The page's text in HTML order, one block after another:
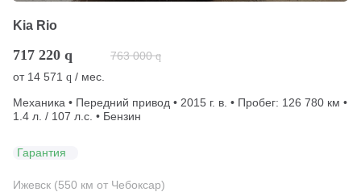
Kia Rio
717 220 q 763 000 q
от 14 571 q / мес.
Механика • Передний привод • 2015 г. в. • Пробег: 126 780 км •
1.4 л. / 107 л.с. • Бензин
Гарантия
Ижевск (550 км от Чебоксар)